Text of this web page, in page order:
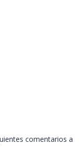
comentarios a